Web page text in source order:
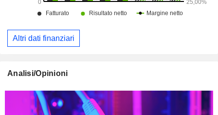
Altri dati finanziari
Analisi/Opinioni